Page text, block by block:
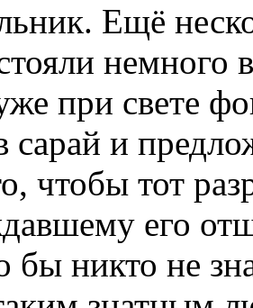
Ещё
немного
при свете
сарай и
чтобы тот
его
бы никто не